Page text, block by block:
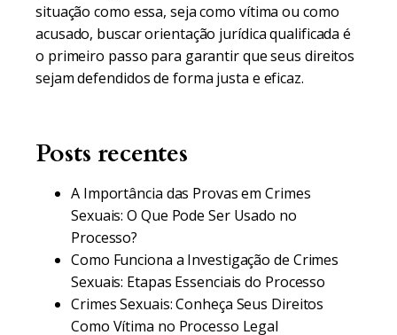
situação como essa, seja como vítima ou como
acusado, buscar orientação jurídica qualificada é
o primeiro passo para garantir que seus direitos
sejam defendidos de forma justa e eficaz.
Posts recentes
A Importância das Provas em Crimes
Sexuais: O Que Pode Ser Usado no
Processo?
Como Funciona a Investigação de Crimes
Sexuais: Etapas Essenciais do Processo
Crimes Sexuais: Conheça Seus Direitos
Como Vítima no Processo Legal